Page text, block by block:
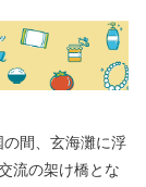
流の架け橋とな